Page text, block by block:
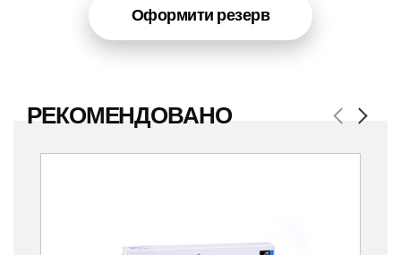
Оформити резерв
РЕКОМЕНДОВАНО Previous
Next